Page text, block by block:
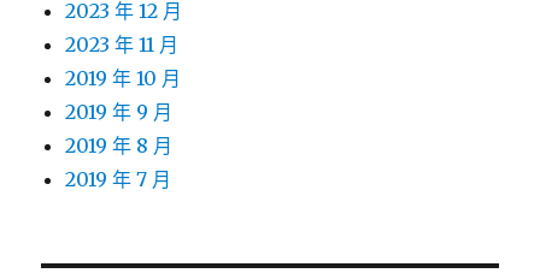
2023 年 12 月
2023 年 11 月
2019 年 10 月
2019 年 9 月
2019 年 8 月
2019 年 7 月